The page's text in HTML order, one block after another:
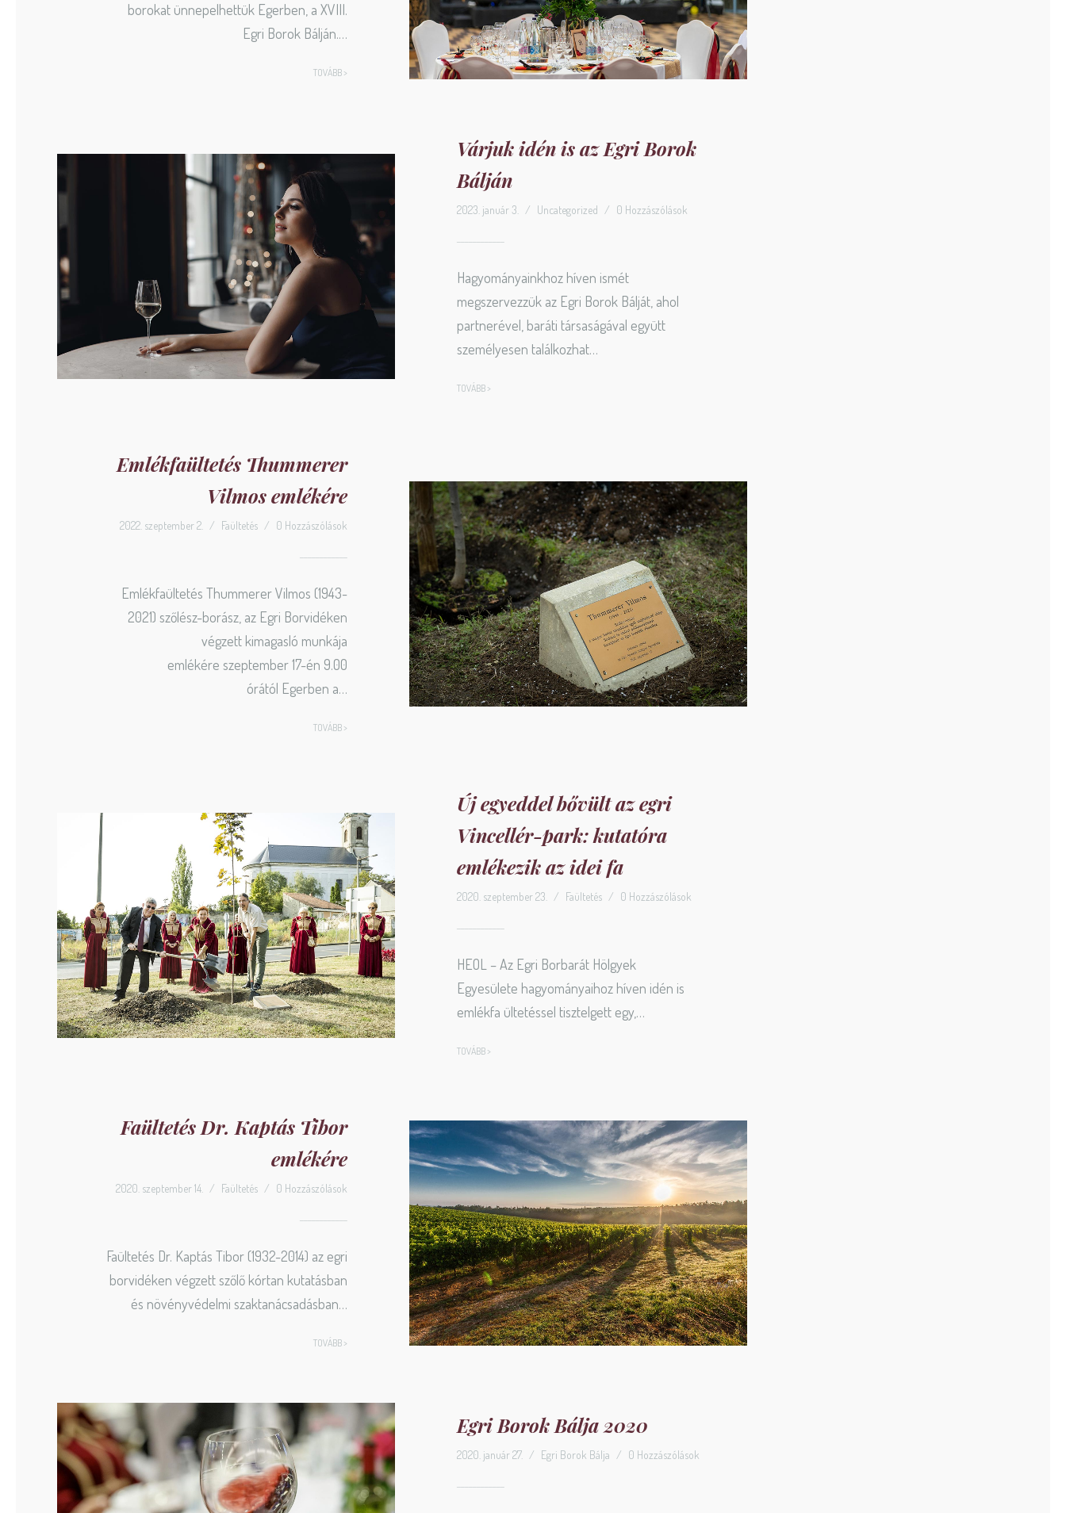
borokat ünnepelhettük Egerben, a XVIII.
Egri Borok Bálján.…
TOVÁBB >
Várjuk idén is az Egri Borok
Bálján
2023. január 3. / Uncategorized / 0 Hozzászólások
Hagyományainkhoz híven ismét
megszervezzük az Egri Borok Bálját, ahol
partnerével, baráti társaságával együtt
személyesen találkozhat…
TOVÁBB >
Emlékfaültetés Thummerer
Vilmos emlékére
2022. szeptember 2. / Faültetés / 0 Hozzászólások
Emlékfaültetés Thummerer Vilmos (1943-
2021) szőlész-borász, az Egri Borvidéken
végzett kimagasló munkája
emlékére szeptember 17-én 9.00
órától Egerben a…
TOVÁBB >
Új egyeddel bővült az egri
Vincellér-park: kutatóra
emlékezik az idei fa
2020. szeptember 23. / Faültetés / 0 Hozzászólások
HEOL – Az Egri Borbarát Hölgyek
Egyesülete hagyományaihoz híven idén is
emlékfa ültetéssel tisztelgett egy,…
TOVÁBB >
Faültetés Dr. Kaptás Tibor
emlékére
2020. szeptember 14. / Faültetés / 0 Hozzászólások
Faültetés Dr. Kaptás Tibor (1932-2014) az egri
borvidéken végzett szőlő kórtan kutatásban
és növényvédelmi szaktanácsadásban…
TOVÁBB >
Egri Borok Bálja 2020
2020. január 27. / Egri Borok Bálja / 0 Hozzászólások